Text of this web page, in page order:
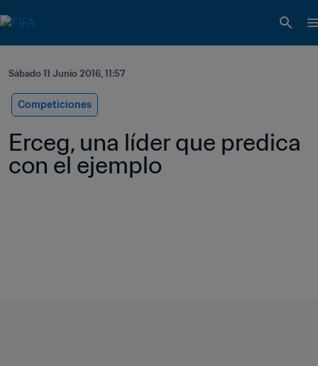
Sábado 11 Junio 2016, 11:57
Competiciones
Erceg, una líder que predica
con el ejemplo